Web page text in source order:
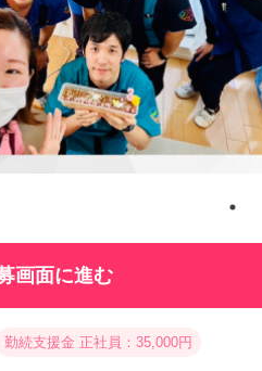
画面に進む
勤続支援金 正社員：35,000円